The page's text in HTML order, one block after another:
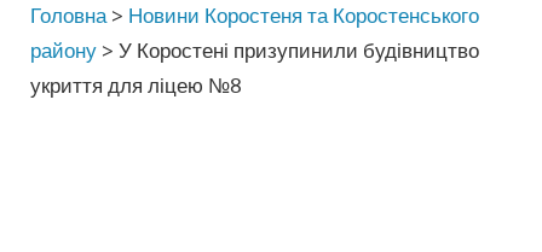
Головна > Новини Коростеня та Коростенського
району >У Коростені призупинили будівництво
укриття для ліцею №8